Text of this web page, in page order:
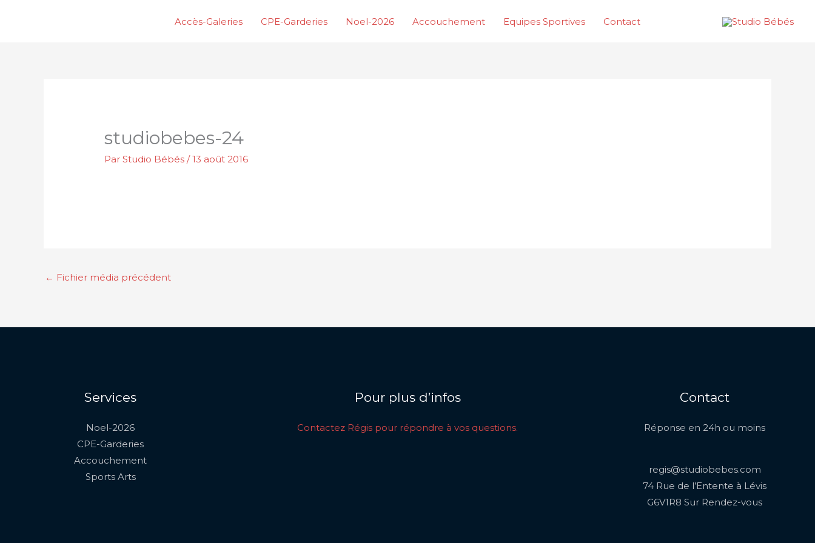
Accès-Galeries CPE-Garderies Noel-2026 Accouchement Equipes Sportives Contact
studiobebes-24
ParStudio Bébés/13 août 2016
← Fichier média précédent
Services
Noel-2026
CPE-Garderies
Accouchement
Sports Arts
Pour plus d’infos
Contactez Régis pour répondre à vos questions.
Contact
Réponse en 24h ou moins
regis@studiobebes.com
74 Rue de l’Entente à Lévis
G6V1R8 Sur Rendez-vous